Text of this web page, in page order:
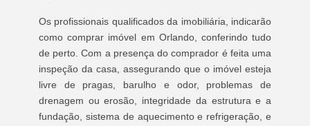
Os profissionais qualificados da imobiliária, indicarão
como comprar imóvel em Orlando, conferindo tudo
de perto. Com a presença do comprador é feita uma
inspeção da casa, assegurando que o imóvel esteja
livre de pragas, barulho e odor, problemas de
drenagem ou erosão, integridade da estrutura e a
fundação, sistema de aquecimento e refrigeração, e